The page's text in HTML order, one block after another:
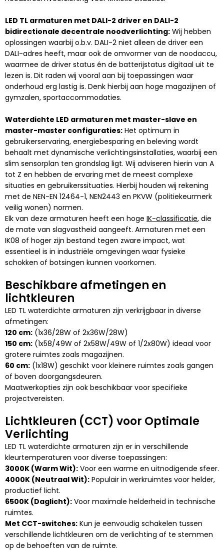
LED TL armaturen met DALI-2 driver en DALI-2
bidirectionale decentrale noodverlichting: Wij hebben
oplossingen waarbij o.b.v. DALI-2 niet alleen de driver een
DALI-adres heeft, maar ook de omvormer van de noodaccu,
waarmee de driver status én de batterijstatus digitaal uit te
lezen is. Dit raden wij vooral aan bij toepassingen waar
onderhoud erg lastig is. Denk hierbij aan hoge magazijnen of
gymzalen, sportaccommodaties.
Waterdichte LED armaturen met master-slave en
master-master configuraties: Het optimum in
gebruikerservaring, energiebesparing en beleving wordt
behaalt met dynamische verlichtingsinstallaties, waarbij een
slim sensorplan ten grondslag ligt. Wij adviseren hierin van A
tot Z en hebben de ervaring met de meest complexe
situaties en gebruikerssituaties. Hierbij houden wij rekening
met de NEN-EN 12464-1, NEN2443 en PKVW (politiekeurmerk
veilig wonen) normen.
Elk van deze armaturen heeft een hoge IK-classificatie, die
de mate van slagvastheid aangeeft. Armaturen met een
IK08 of hoger zijn bestand tegen zware impact, wat
essentieel is in industriële omgevingen waar fysieke
schokken of botsingen kunnen voorkomen.
Beschikbare afmetingen en
lichtkleuren
LED TL waterdichte armaturen zijn verkrijgbaar in diverse
afmetingen:
120 cm: (1x36/28W of 2x36W/28W)
150 cm: (1x58/49W of 2x58W/49W of 1/2x80W) ideaal voor
grotere ruimtes zoals magazijnen.
60 cm: (1x18W) geschikt voor kleinere ruimtes zoals gangen
of boven doorgangsdeuren.
Maatwerkopties zijn ook beschikbaar voor specifieke
projectvereisten.
Lichtkleuren (CCT) voor Optimale
Verlichting
LED TL waterdichte armaturen zijn er in verschillende
kleurtemperaturen voor diverse toepassingen:
3000K (Warm Wit): Voor een warme en uitnodigende sfeer.
4000K (Neutraal Wit): Populair in werkruimtes voor helder,
productief licht.
6500K (Daglicht): Voor maximale helderheid in technische
ruimtes.
Met CCT-switches: Kun je eenvoudig schakelen tussen
verschillende lichtkleuren om de verlichting af te stemmen
op de behoeften van de ruimte.